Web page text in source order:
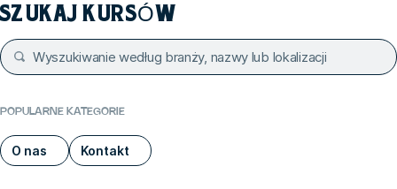
SZUKAJ KURSÓW
POPULARNE KATEGORIE
O nas Kontakt